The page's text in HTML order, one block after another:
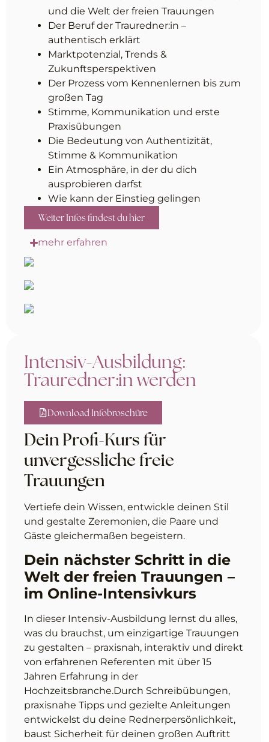
und die Welt der freien Trauungen
Der Beruf der Trauredner:in –
authentisch erklärt
Marktpotenzial, Trends &
Zukunftsperspektiven
Der Prozess vom Kennenlernen bis zum
großen Tag
Stimme, Kommunikation und erste
Praxisübungen
Die Bedeutung von Authentizität,
Stimme & Kommunikation
Ein Atmosphäre, in der du dich
ausprobieren darfst
Wie kann der Einstieg gelingen
Weiter Infos findest du hier
mehr erfahren
Intensiv-Ausbildung:
Trauredner:in werden
Download Infobroschüre
Dein Profi-Kurs für
unvergessliche freie
Trauungen
Vertiefe dein Wissen, entwickle deinen Stil
und gestalte Zeremonien, die Paare und
Gäste gleichermaßen begeistern.
Dein nächster Schritt in die
Welt der freien Trauungen –
im Online-Intensivkurs
In dieser Intensiv-Ausbildung lernst du alles,
was du brauchst, um einzigartige Trauungen
zu gestalten – praxisnah, interaktiv und direkt
von erfahrenen Referenten mit über 15
Jahren Erfahrung in der
Hochzeitsbranche.Durch Schreibübungen,
praxisnahe Tipps und gezielte Anleitungen
entwickelst du deine Rednerpersönlichkeit,
baust Sicherheit für deinen großen Auftritt